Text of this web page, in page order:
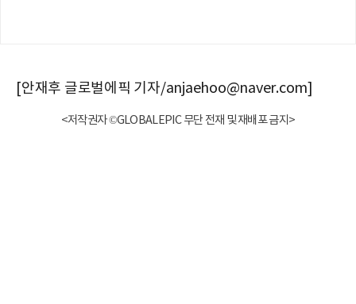
[안재후 글로벌에픽 기자/anjaehoo@naver.com]
<저작권자 ©GLOBALEPIC 무단 전재 및 재배포 금지>